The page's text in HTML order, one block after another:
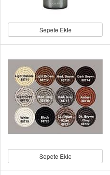
Sepete Ekle
Sepete Ekle